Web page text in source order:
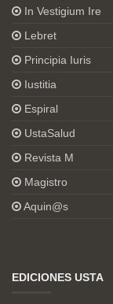
In Vestigium Ire
Lebret
Principia Iuris
Iustitia
Espiral
UstaSalud
Revista M
Magistro
Aquin@s
EDICIONES USTA